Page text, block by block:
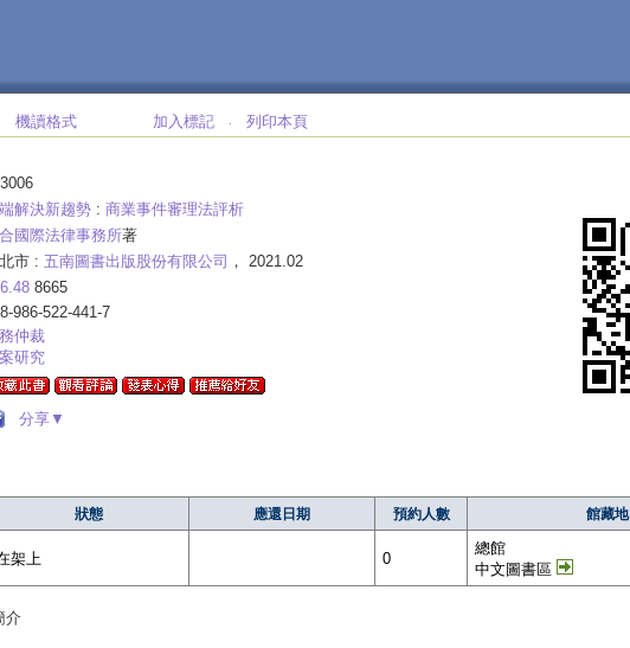
機讀格式 加入標記 ‧
列印本頁
解決新趨勢 : 商業事件審理法評析
國際法律事務所著
市 : 五南圖書出版股份有限公司 ， 2021.02
8665
986-522-441-7
仲裁
研究
分享▼
狀態 應還日期 預約人數 館藏地
架上 0
總館
中文圖書區
介